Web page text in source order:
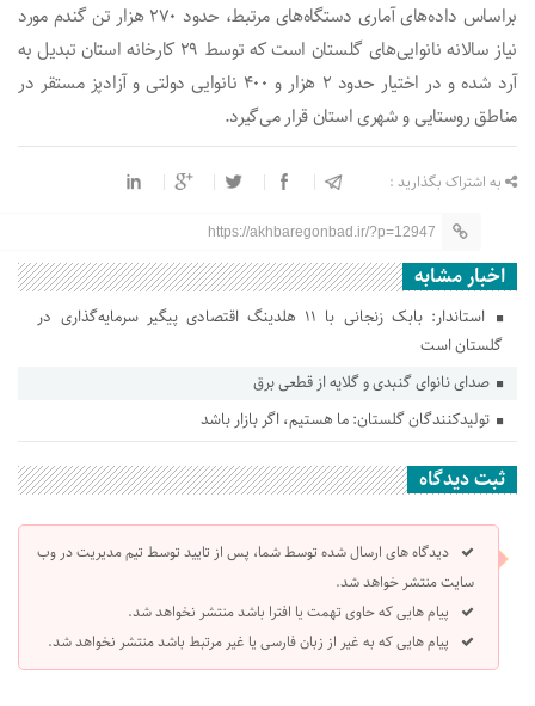
براساس داده‌های آماری دستگاه‌های مرتبط، حدود ۲۷۰ هزار تن گندم مورد
نیاز سالانه نانوایی‌های گلستان است که توسط ۲۹ کارخانه استان تبدیل به
آرد شده و در اختیار حدود ۲ هزار و ۴۰۰ نانوایی دولتی و آزادپز مستقر در
مناطق روستایی و شهری استان قرار می‌گیرد.
به اشتراک بگذارید :
https://akhbaregonbad.ir/?p=12947
اخبار مشابه
استاندار: بابک زنجانی با ۱۱ هلدینگ اقتصادی پیگیر سرمایه‌گذاری در
گلستان است
صدای نانوای گنبدی و گلایه از قطعی برق
تولیدکنندگان گلستان: ما هستیم، اگر بازار باشد
ثبت دیدگاه
دیدگاه های ارسال شده توسط شما، پس از تایید توسط تیم مدیریت در وب
سایت منتشر خواهد شد.
پیام هایی که حاوی تهمت یا افترا باشد منتشر نخواهد شد.
پیام هایی که به غیر از زبان فارسی یا غیر مرتبط باشد منتشر نخواهد شد.